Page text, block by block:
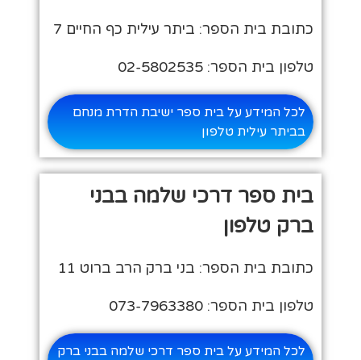
כתובת בית הספר: ביתר עילית כף החיים 7
טלפון בית הספר: 02-5802535
לכל המידע על בית ספר ישיבת הדרת מנחם
בביתר עילית טלפון
בית ספר דרכי שלמה בבני
ברק טלפון
כתובת בית הספר: בני ברק הרב ברוט 11
טלפון בית הספר: 073-7963380
לכל המידע על בית ספר דרכי שלמה בבני ברק